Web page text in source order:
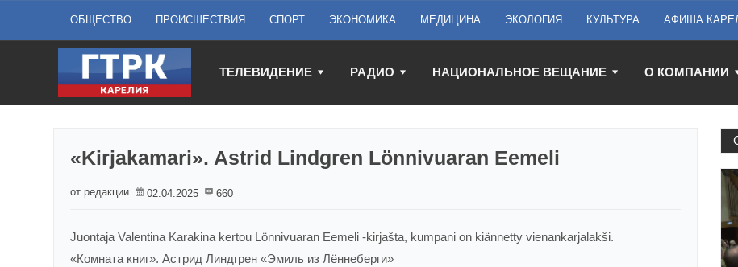
ОБЩЕСТВО ПРОИСШЕСТВИЯ СПОРТ ЭКОНОМИКА МЕДИЦИНА ЭКОЛОГИЯ КУЛЬТУРА АФИША
ТЕЛЕВИДЕНИЕ РАДИО НАЦИОНАЛЬНОЕ ВЕЩАНИЕ О КОМПАНИИ
«Kirjakamari». Astrid Lindgren Lönnivuaran Eemeli
от редакции 02.04.2025 660
Juontaja Valentina Karakina kertou Lönnivuaran Eemeli -kirjašta, kumpani on kiännetty vienankarjalakši.
«Комната книг». Астрид Линдгрен «Эмиль из Лённеберги»